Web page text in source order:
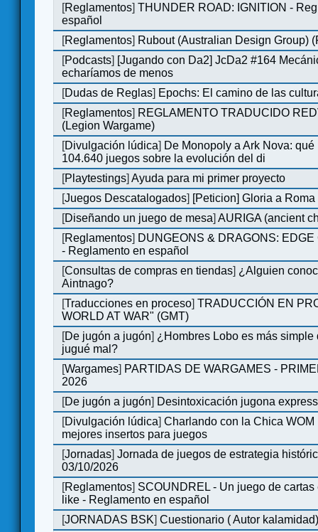
[Reglamentos]THUNDER ROAD: IGNITION -
español
[Reglamentos] Rubout (Australian Design Group)
[Podcasts] [Jugando con Da2] JcDa2 #164
echaríamos de menos
[Dudas de Reglas] Epochs: El camino de las
[Reglamentos] REGLAMENTO TRADUCIDO
(Legion Wargame)
[Divulgación lúdica] De Monopoly a Ark Nova:
104.640 juegos sobre la evolución del di
[Playtestings]Ayuda para mi primer proyecto
[Juegos Descatalogados] [Peticion] Gloria a Roma
[Diseñando un juego de mesa]AURIGA (ancient
[Reglamentos] DUNGEONS & DRAGONS:
- Reglamento en español
[Consultas de compras en tiendas] ¿Alguien
Aintnago?
[Traducciones en proceso]TRADUCCIÓN EN
WORLD AT WAR" (GMT)
[De jugón a jugón] ¿Hombres Lobo es más simple
jugué mal?
[Wargames] PARTIDAS DE WARGAMES -
2026
[De jugón a jugón] Desintoxicación jugona express
[Divulgación lúdica]Charlando con la Chica WOM
mejores insertos para juegos
[Jornadas]Jornada de juegos de estrategia
03/10/2026
[Reglamentos] SCOUNDREL - Un juego de
like - Reglamento en español
[JORNADAS BSK]Cuestionario ( Autor